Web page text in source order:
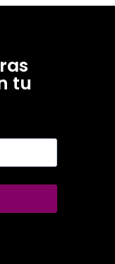
tu